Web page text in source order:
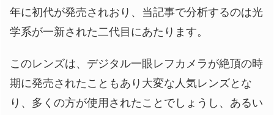
年に初代が発売されおり、当記事で分析するのは光
学系が一新された二代目にあたります。
このレンズは、デジタル一眼レフカメラが絶頂の時
期に発売されたこともあり大変な人気レンズとな
り、多くの方が使用されたことでしょうし、あるい